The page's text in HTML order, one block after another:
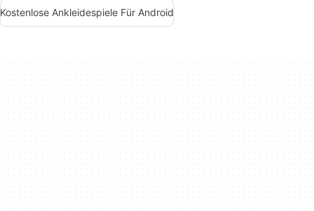
Kostenlose Ankleidespiele Für Android